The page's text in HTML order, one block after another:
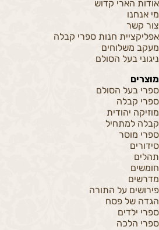
אודות הארי קדוש
מי אנחנו
צור קשר
אפליקציית חנות ספרי קבלה
מעקב משלוחים
ניגוני בעל הסולם
מוצרים
ספרי בעל הסולם
ספרי קבלה
מוזיקה יהודית
קבלה למתחיל
ספרי מוסר
סידורים
תהלים
חומשים
מדרשים
פירושים על התורה
הגדה של פסח
ספרי ילדים
ספרי הלכה